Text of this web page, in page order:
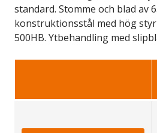
standard. Stomme och blad av
konstruktionsstål med hög
500HB. Ytbehandling med